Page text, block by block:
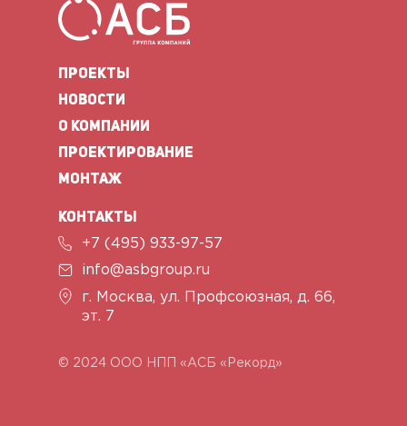
© 2024 ООО НПП «АСБ «Рекорд»
ПРОЕКТЫ
НОВОСТИ
О КОМПАНИИ
ПРОЕКТИРОВАНИЕ
МОНТАЖ
КОНТАКТЫ
+7 (495) 933-97-57
info@asbgroup.ru
г. Москва, ул. Профсоюзная, д. 66,
эт. 7